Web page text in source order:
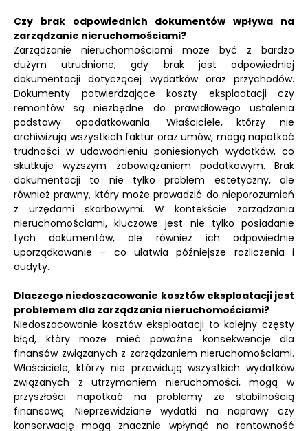
Czy brak odpowiednich dokumentów wpływa na
zarządzanie nieruchomościami?
Zarządzanie nieruchomościami może być z bardzo
dużym utrudnione, gdy brak jest odpowiedniej
dokumentacji dotyczącej wydatków oraz przychodów.
Dokumenty potwierdzające koszty eksploatacji czy
remontów są niezbędne do prawidłowego ustalenia
podstawy opodatkowania. Właściciele, którzy nie
archiwizują wszystkich faktur oraz umów, mogą napotkać
trudności w udowodnieniu poniesionych wydatków, co
skutkuje wyższym zobowiązaniem podatkowym. Brak
dokumentacji to nie tylko problem estetyczny, ale
również prawny, który może prowadzić do nieporozumień
z urzędami skarbowymi. W kontekście zarządzania
nieruchomościami, kluczowe jest nie tylko posiadanie
tych dokumentów, ale również ich odpowiednie
uporządkowanie – co ułatwia późniejsze rozliczenia i
audyty.
Dlaczego niedoszacowanie kosztów eksploatacji jest
problemem dla zarządzania nieruchomościami?
Niedoszacowanie kosztów eksploatacji to kolejny częsty
błąd, który może mieć poważne konsekwencje dla
finansów związanych z zarządzaniem nieruchomościami.
Właściciele, którzy nie przewidują wszystkich wydatków
związanych z utrzymaniem nieruchomości, mogą w
przyszłości napotkać na problemy ze stabilnością
finansową. Nieprzewidziane wydatki na naprawy czy
konserwację mogą znacznie wpłynąć na rentowność